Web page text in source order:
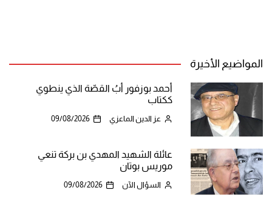
المواضيع الأخيرة
أحمد بوزفور أبُ القصّة الذي ينطوي
ككتاب
عز الدين الماعزي 09/08/2026
عائلة الشهيد المهدي بن بركة تنعي
موريس بوتان
السؤال الآن 09/08/2026